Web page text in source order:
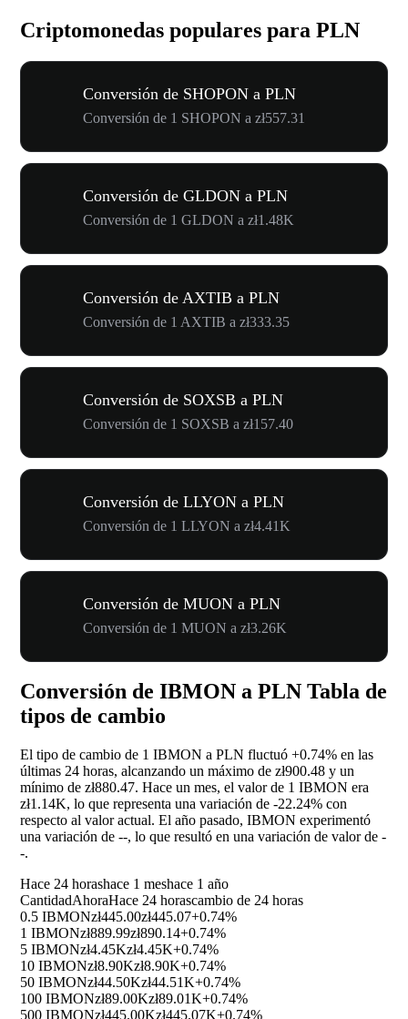
Criptomonedas populares para PLN
Conversión de SHOPON a PLN
Conversión de 1 SHOPON a zł557.31
Conversión de GLDON a PLN
Conversión de 1 GLDON a zł1.48K
Conversión de AXTIB a PLN
Conversión de 1 AXTIB a zł333.35
Conversión de SOXSB a PLN
Conversión de 1 SOXSB a zł157.40
Conversión de LLYON a PLN
Conversión de 1 LLYON a zł4.41K
Conversión de MUON a PLN
Conversión de 1 MUON a zł3.26K
Conversión de IBMON a PLN Tabla de
tipos de cambio
El tipo de cambio de 1 IBMON a PLN fluctuó +0.74% en las
últimas 24 horas, alcanzando un máximo de zł900.48 y un
mínimo de zł880.47. Hace un mes, el valor de 1 IBMON era
zł1.14K, lo que representa una variación de -22.24% con
respecto al valor actual. El año pasado, IBMON experimentó
una variación de --, lo que resultó en una variación de valor de -
-.
Hace 24 horashace 1 meshace 1 año
CantidadAhoraHace 24 horascambio de 24 horas
0.5 IBMONzł445.00zł445.07+0.74%
1 IBMONzł889.99zł890.14+0.74%
5 IBMONzł4.45Kzł4.45K+0.74%
10 IBMONzł8.90Kzł8.90K+0.74%
50 IBMONzł44.50Kzł44.51K+0.74%
100 IBMONzł89.00Kzł89.01K+0.74%
500 IBMONzł445.00Kzł445.07K+0.74%